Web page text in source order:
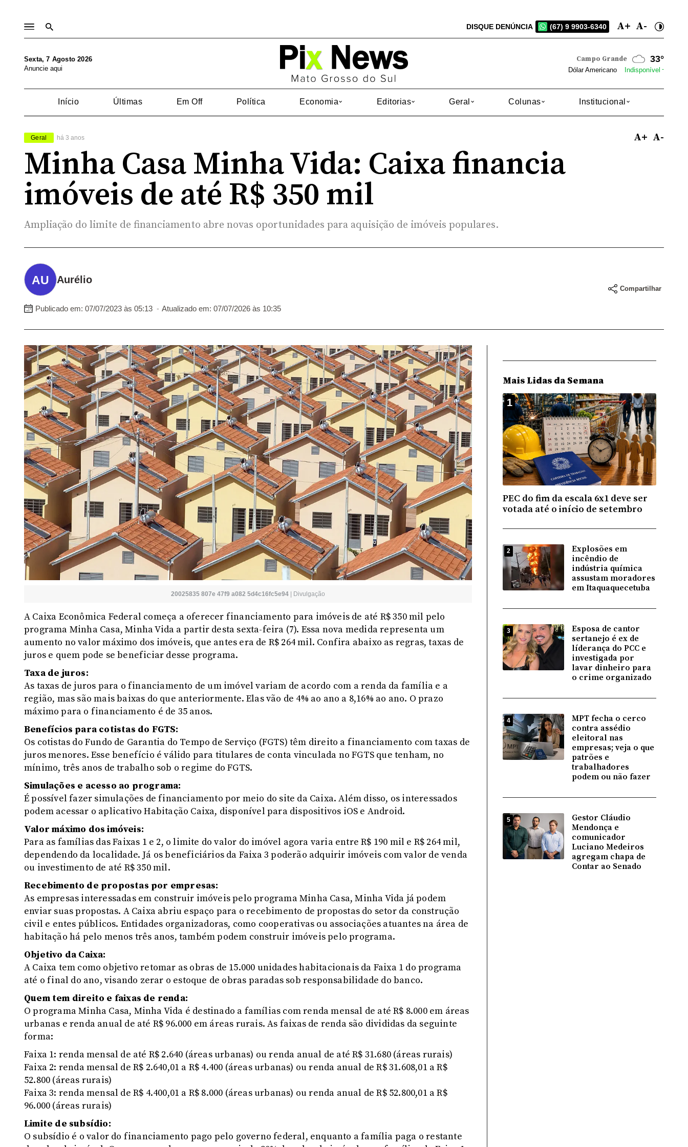
DISQUE DENÚNCIA (67) 9 9903-6340 A+ A-
Sexta, 7 Agosto 2026
Anuncie aqui
Dourados 26°
Dólar Americano Indisponível -
Início Últimas Em Off Política Economia Editorias Geral Colunas Institucional
Geral há 3 anos A+ A-
Minha Casa Minha Vida: Caixa financia
imóveis de até R$ 350 mil
Ampliação do limite de financiamento abre novas oportunidades para aquisição de imóveis populares.
Aurélio
Publicado em: 07/07/2023 às 05:13 - Atualizado em: 07/07/2026 às 10:35
Compartilhar
20025835 807e 47f9 a082 5d4c16fc5e94 Divulgação
A Caixa Econômica Federal começa a oferecer financiamento para imóveis de até R$ 350 mil pelo
programa Minha Casa, Minha Vida a partir desta sexta-feira (7). Essa nova medida representa um
aumento no valor máximo dos imóveis, que antes era de R$ 264 mil. Confira abaixo as regras, taxas de
juros e quem pode se beneficiar desse programa.
Taxa de juros:
As taxas de juros para o financiamento de um imóvel variam de acordo com a renda da família e a
região, mas são mais baixas do que anteriormente. Elas vão de 4% ao ano a 8,16% ao ano. O prazo
máximo para o financiamento é de 35 anos.
Benefícios para cotistas do FGTS:
Os cotistas do Fundo de Garantia do Tempo de Serviço (FGTS) têm direito a financiamento com taxas de
juros menores. Esse benefício é válido para titulares de conta vinculada no FGTS que tenham, no
mínimo, três anos de trabalho sob o regime do FGTS.
Simulações e acesso ao programa:
É possível fazer simulações de financiamento por meio do site da Caixa. Além disso, os interessados
podem acessar o aplicativo Habitação Caixa, disponível para dispositivos iOS e Android.
Valor máximo dos imóveis:
Para as famílias das Faixas 1 e 2, o limite do valor do imóvel agora varia entre R$ 190 mil e R$ 264 mil,
dependendo da localidade. Já os beneficiários da Faixa 3 poderão adquirir imóveis com valor de venda
ou investimento de até R$ 350 mil.
Recebimento de propostas por empresas:
As empresas interessadas em construir imóveis pelo programa Minha Casa, Minha Vida já podem
enviar suas propostas. A Caixa abriu espaço para o recebimento de propostas do setor da construção
civil e entes públicos. Entidades organizadoras, como cooperativas ou associações atuantes na área de
habitação há pelo menos três anos, também podem construir imóveis pelo programa.
Objetivo da Caixa:
A Caixa tem como objetivo retomar as obras de 15.000 unidades habitacionais da Faixa 1 do programa
até o final do ano, visando zerar o estoque de obras paradas sob responsabilidade do banco.
Quem tem direito e faixas de renda:
O programa Minha Casa, Minha Vida é destinado a famílias com renda mensal de até R$ 8.000 em áreas
urbanas e renda anual de até R$ 96.000 em áreas rurais. As faixas de renda são divididas da seguinte
forma:
Faixa 1: renda mensal de até R$ 2.640 (áreas urbanas) ou renda anual de até R$ 31.680 (áreas rurais)
Faixa 2: renda mensal de R$ 2.640,01 a R$ 4.400 (áreas urbanas) ou renda anual de R$ 31.608,01 a R$
52.800 (áreas rurais)
Faixa 3: renda mensal de R$ 4.400,01 a R$ 8.000 (áreas urbanas) ou renda anual de R$ 52.800,01 a R$
96.000 (áreas rurais)
Limite de subsídio:
O subsídio é o valor do financiamento pago pelo governo federal, enquanto a família paga o restante
Mais Lidas da Semana
1
PEC do fim da escala 6x1 deve ser
votada até o início de setembro
2
Explosões em
incêndio de
indústria química
assustam moradores
em Itaquaquecetuba
3
Esposa de cantor
sertanejo é ex de
líderança do PCC e
investigada por
lavar dinheiro para
o crime organizado
4
MPT fecha o cerco
contra assédio
eleitoral nas
empresas; veja o que
patrões e
trabalhadores
podem ou não fazer
5
Gestor Cláudio
Mendonça e
comunicador
Luciano Medeiros
agregam chapa de
Contar ao Senado